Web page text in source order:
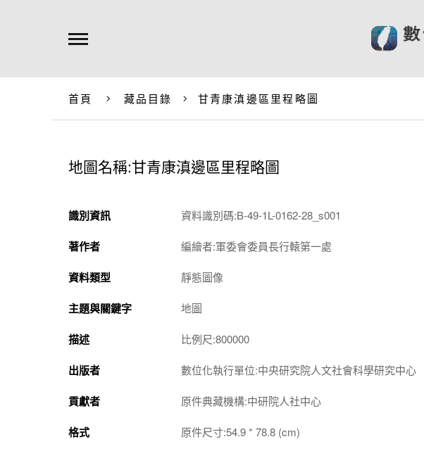
首頁 藏品目錄 甘青康滇邊區里程略圖
地圖名稱:甘青康滇邊區里程略圖
識別資訊 資料識別碼:B-49-1L-0162-28_s001
著作者 編繪者:軍委會委員長行轅第一處
資料類型 靜態圖像
主題與關鍵字 地圖
描述 比例尺:800000
出版者 數位化執行單位:中央研究院人文社會科學研究中心
貢獻者 原件典藏機構:中研院人社中心
格式 原件尺寸:54.9 * 78.8 (cm)